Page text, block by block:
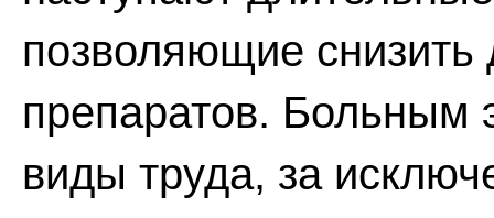
позволяющие снизить
препаратов. Больным
виды труда, за